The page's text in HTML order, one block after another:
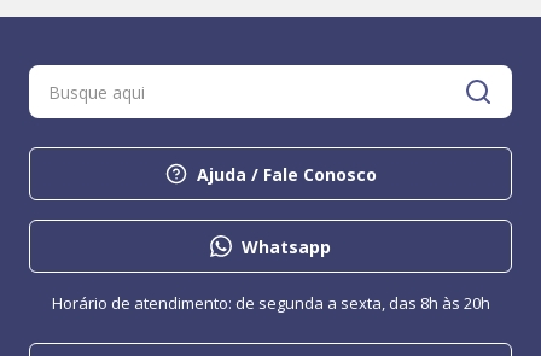
Ajuda / Fale Conosco
Whatsapp
Horário de atendimento: de segunda a sexta, das 8h às 20h